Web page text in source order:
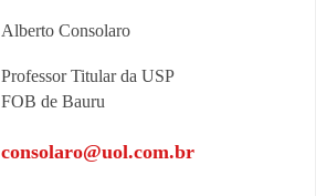
Alberto Consolaro
Professor Titular da USP
FOB de Bauru
consolaro@uol.com.br